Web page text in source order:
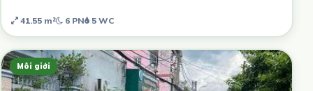
41.55 m² 6 PN 5 WC
Môi giới